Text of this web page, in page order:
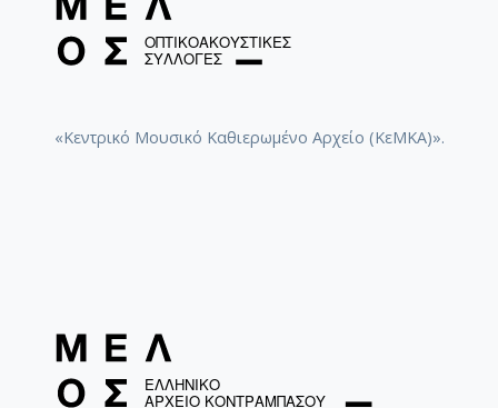
«Κεντρικό Μουσικό Καθιερωμένο Αρχείο (ΚεΜΚΑ)».